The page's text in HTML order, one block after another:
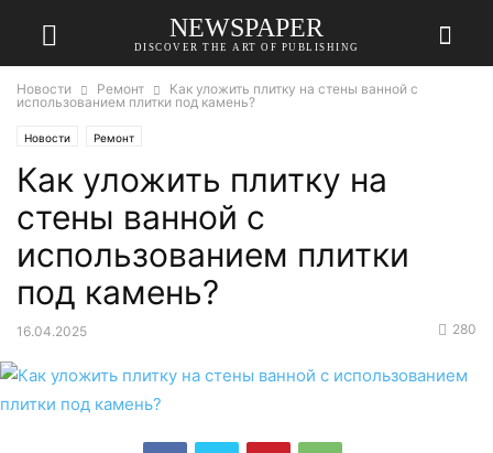
NEWSPAPER
DISCOVER THE ART OF PUBLISHING
Новости Ремонт
Как уложить плитку на стены ванной с
использованием плитки под камень?
Новости Ремонт
Как уложить плитку на
стены ванной с
использованием плитки
под камень?
16.04.2025 280